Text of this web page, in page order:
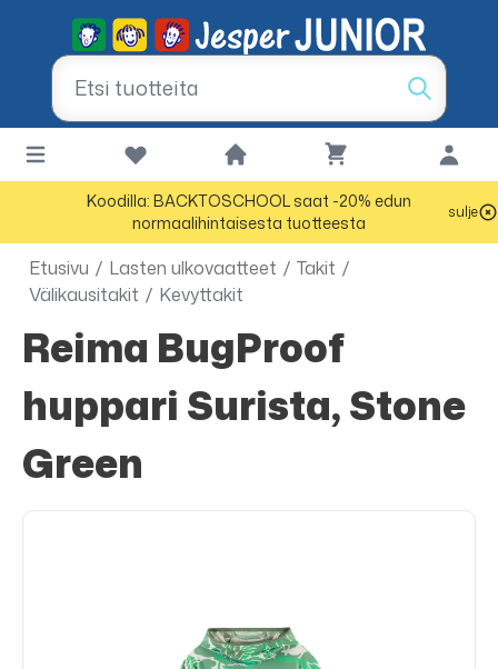
Koodilla: BACKTOSCHOOL saat -20% edun
normaalihintaisesta tuotteesta
sulje
Etusivu / Lasten ulkovaatteet / Takit /
Välikausitakit / Kevyttakit
Reima BugProof
huppari Surista, Stone
Green